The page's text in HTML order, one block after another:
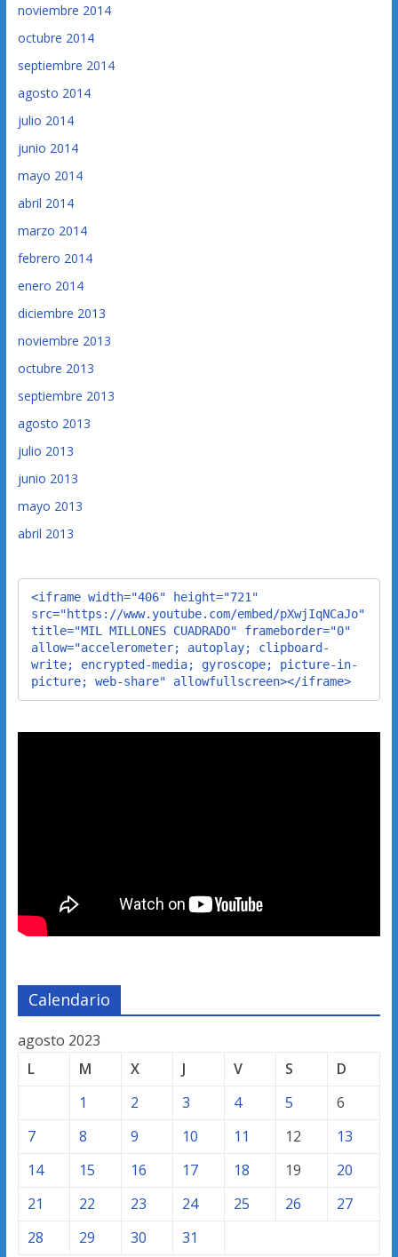
noviembre 2014
octubre 2014
septiembre 2014
agosto 2014
julio 2014
junio 2014
mayo 2014
abril 2014
marzo 2014
febrero 2014
enero 2014
diciembre 2013
noviembre 2013
octubre 2013
septiembre 2013
agosto 2013
julio 2013
junio 2013
mayo 2013
abril 2013
<iframe width="406" height="721"
src="https://www.youtube.com/embed/pXwjIqNCaJo"
title="MIL MILLONES CUADRADO" frameborder="0"
allow="accelerometer; autoplay; clipboard-
write; encrypted-media; gyroscope; picture-in-
picture; web-share" allowfullscreen></iframe>
Calendario
agosto 2023
L
M X J V S
D
1
2 3 4 5
6
7
8 9 10 11 12
13
14
15 16 17 18 19
20
21
22 23 24 25 26
27
28
29 30 31